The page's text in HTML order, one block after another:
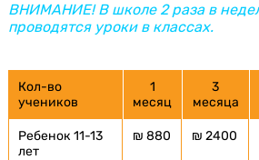
ВНИМАНИЕ! В школе 2 раза в
проводятся уроки в классах.
Кол-во
учеников
1
месяц
3
месяца
Ребенок 11-13
лет
₪ 880 ₪ 2400